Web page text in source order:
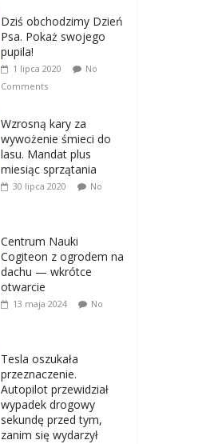
Dziś obchodzimy Dzień
Psa. Pokaż swojego
pupila!
1 lipca 2020
No
Comments
Wzrosną kary za
wywożenie śmieci do
lasu. Mandat plus
miesiąc sprzątania
30 lipca 2020
No
Centrum Nauki
Cogiteon z ogrodem na
dachu — wkrótce
otwarcie
13 maja 2024
No
Tesla oszukała
przeznaczenie.
Autopilot przewidział
wypadek drogowy
sekundę przed tym,
zanim się wydarzył